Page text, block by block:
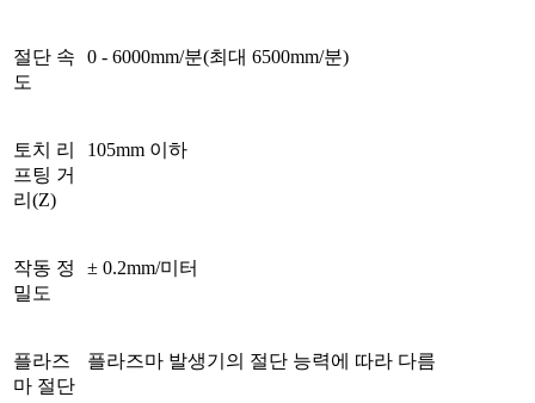
절단 속
도
0 - 6000mm/분(최대 6500mm/분)
토치 리
프팅 거
리(Z)
105mm 이하
작동 정
밀도
± 0.2mm/미터
플라즈
마 절단
플라즈마 발생기의 절단 능력에 따라 다름